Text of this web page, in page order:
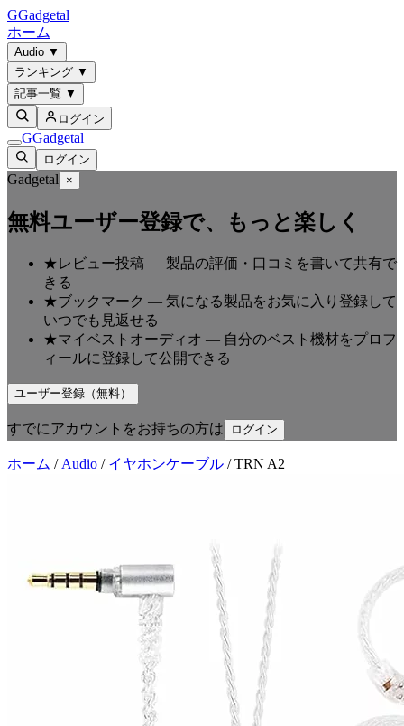
GGadgetal
ホーム
Audio ▼
ランキング ▼
記事一覧 ▼
ログイン
GGadgetal
ログイン
Gadgetal ×
無料ユーザー登録で、もっと楽しく
★レビュー投稿 — 製品の評価・口コミを書いて共有で
きる
★ブックマーク — 気になる製品をお気に入り登録して
いつでも見返せる
★マイベストオーディオ — 自分のベスト機材をプロフ
ィールに登録して公開できる
ユーザー登録（無料）
すでにアカウントをお持ちの方は ログイン
ホーム / Audio / イヤホンケーブル /TRN A2